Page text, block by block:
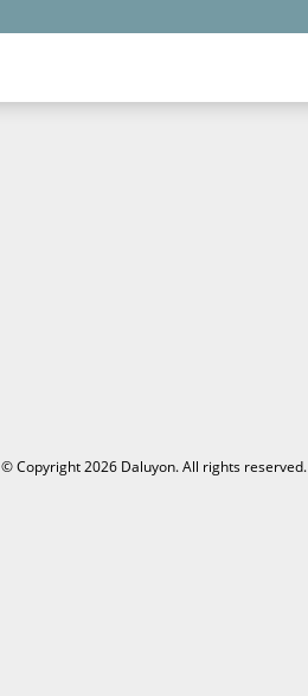
© Copyright 2026 Daluyon. All rights reserved.